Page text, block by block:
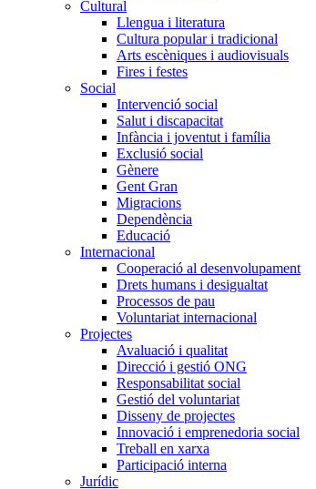
Cultural
Llengua i literatura
Cultura popular i tradicional
Arts escèniques i audiovisuals
Fires i festes
Social
Intervenció social
Salut i discapacitat
Infància i joventut i família
Exclusió social
Gènere
Gent Gran
Migracions
Dependència
Educació
Internacional
Cooperació al desenvolupament
Drets humans i desigualtat
Processos de pau
Voluntariat internacional
Projectes
Avaluació i qualitat
Direcció i gestió ONG
Responsabilitat social
Gestió del voluntariat
Disseny de projectes
Innovació i emprenedoria social
Treball en xarxa
Participació interna
Jurídic